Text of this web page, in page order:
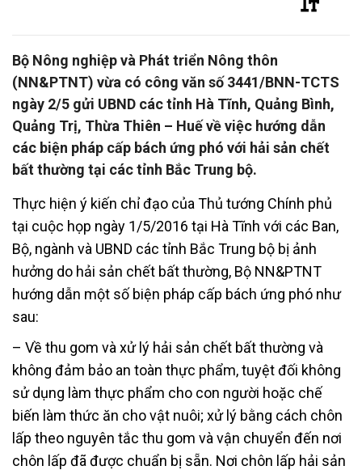
Bộ Nông nghiệp và Phát triển Nông thôn
(NN&PTNT) vừa có công văn số 3441/BNN-TCTS
ngày 2/5 gửi UBND các tỉnh Hà Tĩnh, Quảng Bình,
Quảng Trị, Thừa Thiên – Huế về việc hướng dẫn
các biện pháp cấp bách ứng phó với hải sản chết
bất thường tại các tỉnh Bắc Trung bộ.
Thực hiện ý kiến chỉ đạo của Thủ tướng Chính phủ
tại cuộc họp ngày 1/5/2016 tại Hà Tĩnh với các Ban,
Bộ, ngành và UBND các tỉnh Bắc Trung bộ bị ảnh
hưởng do hải sản chết bất thường, Bộ NN&PTNT
hướng dẫn một số biện pháp cấp bách ứng phó như
sau:
– Về thu gom và xử lý hải sản chết bất thường và
không đảm bảo an toàn thực phẩm, tuyệt đối không
sử dụng làm thực phẩm cho con người hoặc chế
biến làm thức ăn cho vật nuôi; xử lý bằng cách chôn
lấp theo nguyên tắc thu gom và vận chuyển đến nơi
chôn lấp đã được chuẩn bị sẵn. Nơi chôn lấp hải sản